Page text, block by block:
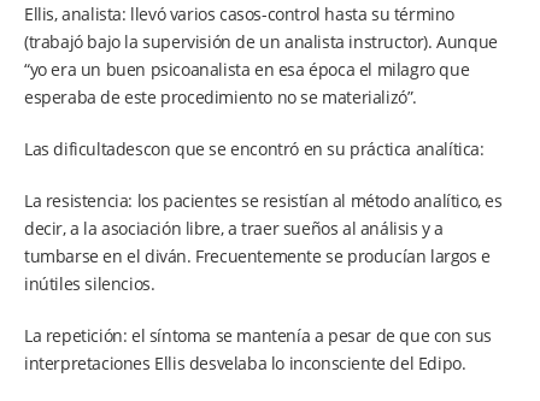
Ellis, analista: llevó varios casos-control hasta su término
(trabajó bajo la supervisión de un analista instructor). Aunque
“yo era un buen psicoanalista en esa época el milagro que
esperaba de este procedimiento no se materializó”.
Las dificultadescon que se encontró en su práctica analítica:
La resistencia: los pacientes se resistían al método analítico, es
decir, a la asociación libre, a traer sueños al análisis y a
tumbarse en el diván. Frecuentemente se producían largos e
inútiles silencios.
La repetición: el síntoma se mantenía a pesar de que con sus
interpretaciones Ellis desvelaba lo inconsciente del Edipo.